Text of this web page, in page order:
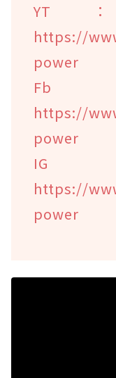
YT
https://
power
https://
power
https://
power